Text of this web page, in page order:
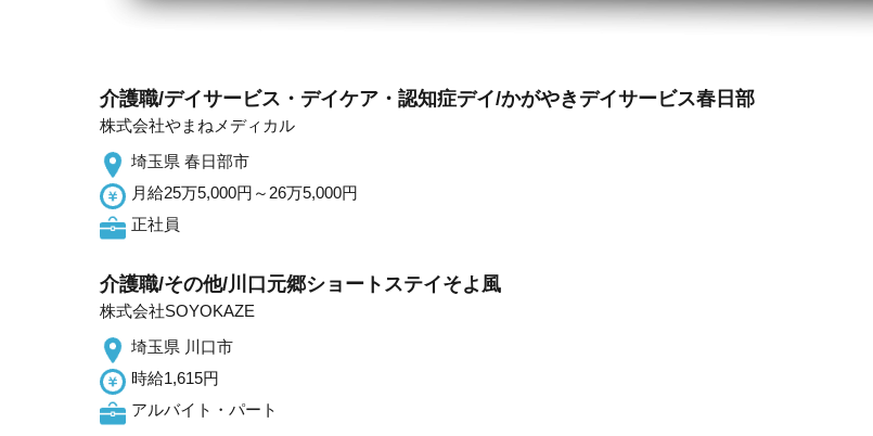
介護職/デイサービス・デイケア・認知症デイ/かがやきデイサービス春日部
株式会社やまねメディカル
埼玉県 春日部市
月給25万5,000円～26万5,000円
正社員
介護職/その他/川口元郷ショートステイそよ風
株式会社SOYOKAZE
埼玉県 川口市
時給1,615円
アルバイト・パート